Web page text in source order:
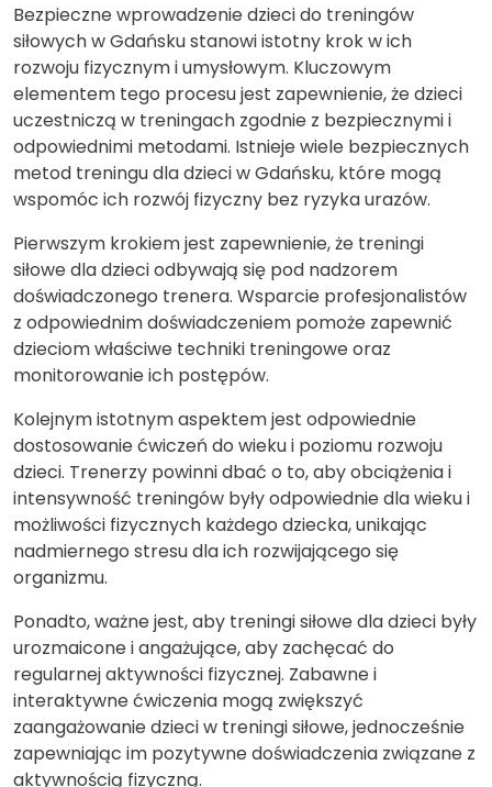
Bezpieczne wprowadzenie dzieci do treningów
siłowych w Gdańsku stanowi istotny krok w ich
rozwoju fizycznym i umysłowym. Kluczowym
elementem tego procesu jest zapewnienie, że dzieci
uczestniczą w treningach zgodnie z bezpiecznymi i
odpowiednimi metodami. Istnieje wiele bezpiecznych
metod treningu dla dzieci w Gdańsku, które mogą
wspomóc ich rozwój fizyczny bez ryzyka urazów.
Pierwszym krokiem jest zapewnienie, że treningi
siłowe dla dzieci odbywają się pod nadzorem
doświadczonego trenera. Wsparcie profesjonalistów
z odpowiednim doświadczeniem pomoże zapewnić
dzieciom właściwe techniki treningowe oraz
monitorowanie ich postępów.
Kolejnym istotnym aspektem jest odpowiednie
dostosowanie ćwiczeń do wieku i poziomu rozwoju
dzieci. Trenerzy powinni dbać o to, aby obciążenia i
intensywność treningów były odpowiednie dla wieku i
możliwości fizycznych każdego dziecka, unikając
nadmiernego stresu dla ich rozwijającego się
organizmu.
Ponadto, ważne jest, aby treningi siłowe dla dzieci były
urozmaicone i angażujące, aby zachęcać do
regularnej aktywności fizycznej. Zabawne i
interaktywne ćwiczenia mogą zwiększyć
zaangażowanie dzieci w treningi siłowe, jednocześnie
zapewniając im pozytywne doświadczenia związane z
aktywnością fizyczną.